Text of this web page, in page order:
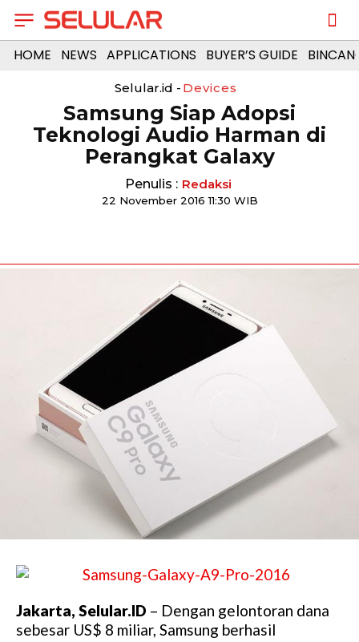
HOME NEWS APPLICATIONS BUYER’S GUIDE
Selular.id - Devices
Samsung Siap Adopsi
Teknologi Audio Harman di
Perangkat Galaxy
Penulis : Redaksi
22 November 2016 11:30 WIB
Jakarta, Selular.ID – Dengan gelontoran dana
sebesar US$ 8 miliar, Samsung berhasil